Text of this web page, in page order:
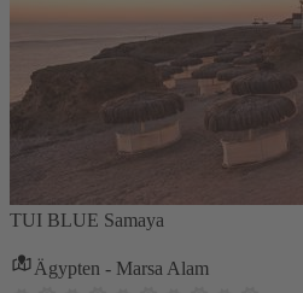
TUI BLUE Samaya
Ägypten - Marsa Alam